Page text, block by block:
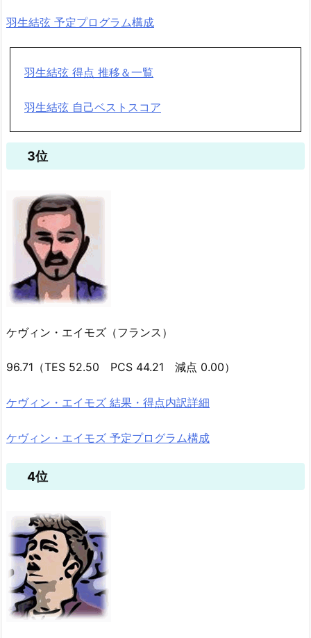
羽生結弦 予定プログラム構成
羽生結弦 得点 推移＆一覧
羽生結弦 自己ベストスコア
3位
ケヴィン・エイモズ（フランス）
96.71（TES 52.50 PCS 44.21 減点 0.00）
ケヴィン・エイモズ 結果・得点内訳詳細
ケヴィン・エイモズ 予定プログラム構成
4位